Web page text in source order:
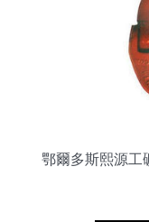
鄂爾多斯熙源工